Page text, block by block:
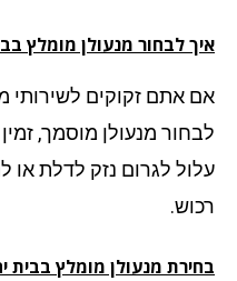
לבחור מנעולן מומלץ בבית
אתם זקוקים לשירותי
מנעולן מוסמך, זמין
לגרום נזק לדלת או
מנעולן מומלץ בבית